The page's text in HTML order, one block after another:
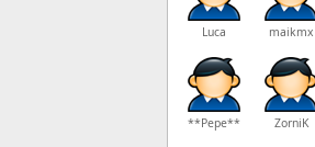
Luca maikmx
**Pepe** ZorniK